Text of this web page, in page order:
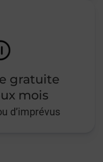
gratuite
mois
d’imprévus